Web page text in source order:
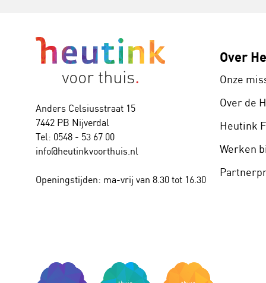
Slider Rave XB (1)
Take 4(2)
Triplus
Urban(1)
Anders Celsiusstraat 15
7442 PB Nijverdal
Tel: 0548 - 53 67 00
info@heutinkvoorthuis.nl
Openingstijden: ma-vrij van 8.30 tot 16.30
Over
Onze
Over de
Heutink
Werken